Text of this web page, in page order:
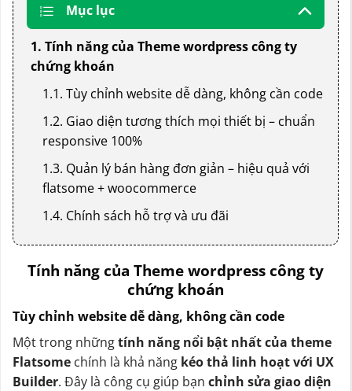
Mục lục
1. Tính năng của Theme wordpress công ty
chứng khoán
1.1. Tùy chỉnh website dễ dàng, không cần code
1.2. Giao diện tương thích mọi thiết bị – chuẩn
responsive 100%
1.3. Quản lý bán hàng đơn giản – hiệu quả với
flatsome + woocommerce
1.4. Chính sách hỗ trợ và ưu đãi
Tính năng của Theme wordpress công ty
chứng khoán
Tùy chỉnh website dễ dàng, không cần code
Một trong nhữngtính năng nổi bật nhất của theme
Flatsome chính là khả năng kéo thả linh hoạt với UX
Builder. Đây là công cụ giúp bạn chỉnh sửa giao diện